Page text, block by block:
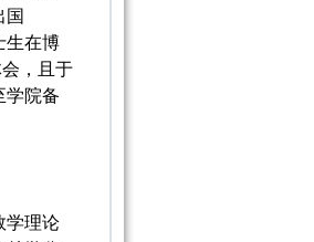
国
生在博
，且于
学院备
学理论